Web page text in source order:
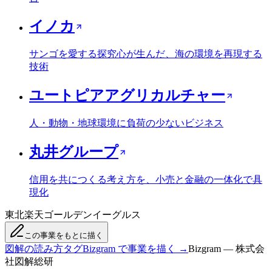
イノカ
サンゴを愛する探究心が生んだ、海の環境を再現する
技術
ユートピアアグリカルチャー
人・動物・地球環境に負荷の少ないビジネス
丸井グループ
信用を共につくる考え方を、小売と金融の一体化で具
現化
東北楽天ゴールデンイーグルス
この事業をもとに描く
図解の読み方タグBizgram で事業を描く →Bizgram — 株式会
社図解総研